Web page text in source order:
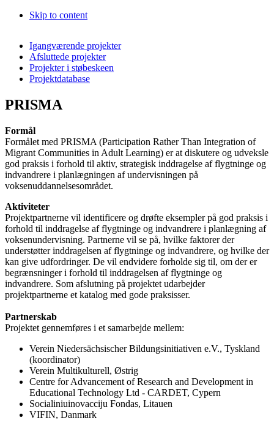
Skip to content
Igangværende projekter
Afsluttede projekter
Projekter i støbeskeen
Projektdatabase
PRISMA
Formål
Formålet med PRISMA (Participation Rather Than Integration of
Migrant Communities in Adult Learning) er at diskutere og udveksle
god praksis i forhold til aktiv, strategisk inddragelse af flygtninge og
indvandrere i planlægningen af undervisningen på
voksenuddannelsesområdet.
Aktiviteter
Projektpartnerne vil identificere og drøfte eksempler på god praksis i
forhold til inddragelse af flygtninge og indvandrere i planlægning af
voksenundervisning. Partnerne vil se på, hvilke faktorer der
understøtter inddragelsen af flygtninge og indvandrere, og hvilke der
kan give udfordringer. De vil endvidere forholde sig til, om der er
begrænsninger i forhold til inddragelsen af flygtninge og
indvandrere. Som afslutning på projektet udarbejder
projektpartnerne et katalog med gode praksisser.
Partnerskab
Projektet gennemføres i et samarbejde mellem:
Verein Niedersächsischer Bildungsinitiativen e.V., Tyskland
(koordinator)
Verein Multikulturell, Østrig
Centre for Advancement of Research and Development in
Educational Technology Ltd - CARDET, Cypern
Socialiniuinovacciju Fondas, Litauen
VIFIN, Danmark